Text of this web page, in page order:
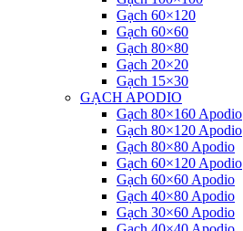
Gạch 60×120
Gạch 60×60
Gạch 80×80
Gạch 20×20
Gạch 15×30
GẠCH APODIO
Gạch 80×160 Apodio
Gạch 80×120 Apodio
Gạch 80×80 Apodio
Gạch 60×120 Apodio
Gạch 60×60 Apodio
Gạch 40×80 Apodio
Gạch 30×60 Apodio